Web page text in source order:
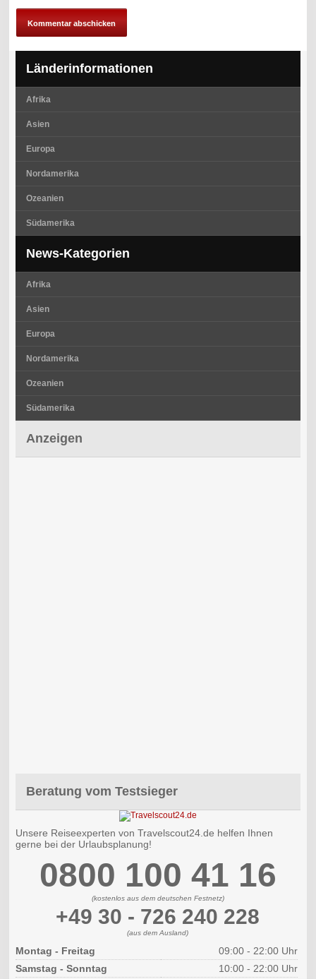
Länderinformationen
Afrika
Asien
Europa
Nordamerika
Ozeanien
Südamerika
News-Kategorien
Afrika
Asien
Europa
Nordamerika
Ozeanien
Südamerika
Anzeigen
Beratung vom Testsieger
Unsere Reiseexperten von Travelscout24.de helfen Ihnen
gerne bei der Urlaubsplanung!
0800 100 41 16
(kostenlos aus dem deutschen Festnetz)
+49 30 - 726 240 228
(aus dem Ausland)
Montag - Freitag
09:00 - 22:00 Uhr
Samstag - Sonntag
10:00 - 22:00 Uhr